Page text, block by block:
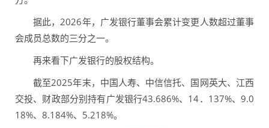
据此，2026年，广发银行董事会累计变更人数超过董事
会成员总数的三分之一。
再来看下广发银行的股权结构。
截至2025年末，中国人寿、中信信托、国网英大、江西
交投、财政部分别持有广发银行43.686%、14．137%、9.0
18%、8.184%、5.218%。